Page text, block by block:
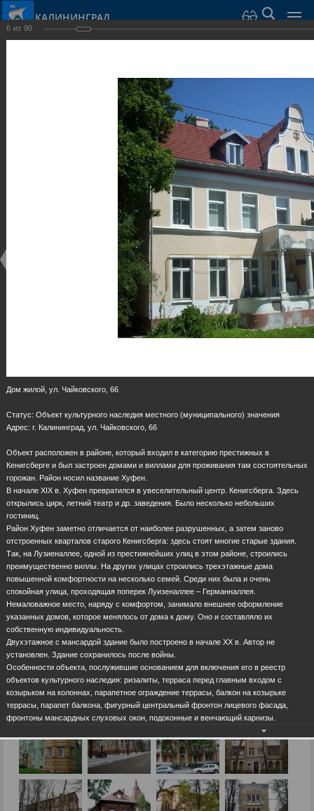
КАЛИНИНГРАД
6 из 90
Дом жилой, ул. Чайковского, 66
Статус: Объект культурного наследия местного (муниципального) значения
Адрес: г. Калининград, ул. Чайковского, 66
Объект расположен в районе, который входил в категорию престижных в
Кенигсберге и был застроен домами и виллами для проживания там состоятельных
горожан. Район носил название Хуфен.
В начале XIX в. Хуфен превратился в увеселительный центр. Кенигсберга. Здесь
открылись цирк, летний театр и др. заведения. Было несколько небольших
гостиниц.
Район Хуфен заметно отличается от наиболее разрушенных, а затем заново
отстроенных кварталов старого Кенигсберга: здесь стоят многие старые здания.
Так, на Лузиеналлее, одной из престижнейших улиц в этом районе, строились
преимущественно виллы. На других улицах строились трехэтажные дома
повышенной комфортности на несколько семей. Среди них была и очень
спокойная улица, проходящая поперек Луизеналлее – Германналлея.
Немаловажное место, наряду с комфортом, занимало внешнее оформление
указанных домов, которое менялось от дома к дому. Оно и составляло их
собственную индивидуальность.
Двухэтажное с мансардой здание было построено в начале ХХ в. Автор не
установлен. Здание сохранилось после войны.
Особенности объекта, послужившие основанием для включения его в реестр
объектов культурного наследия: ризалиты, терраса перед главным входом с
козырьком на колоннах, парапетное ограждение террасы, балкон на козырьке
террасы, парапет балкона, фигурный центральный фронтон лицевого фасада,
фронтоны мансардных слуховых окон, подоконные и венчающий карнизы.